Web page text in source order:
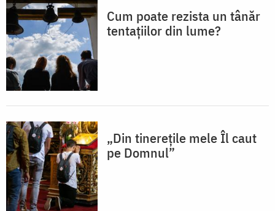
Cum poate rezista un tânăr
tentațiilor din lume?
„Din tinerețile mele Îl caut
pe Domnul”